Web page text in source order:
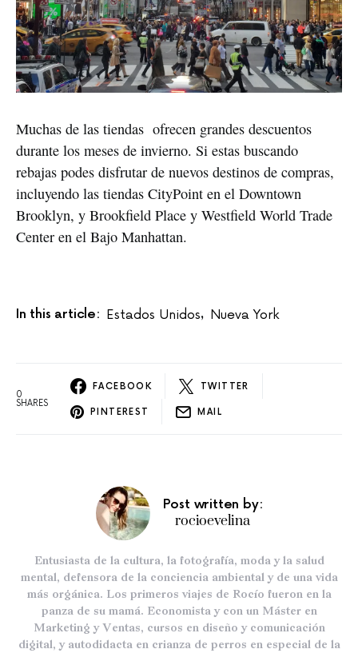
Muchas de las tiendas  ofrecen grandes descuentos
durante los meses de invierno. Si estas buscando
rebajas podes disfrutar de nuevos destinos de compras,
incluyendo las tiendas CityPoint en el Downtown
Brooklyn, y Brookfield Place y Westfield World Trade
Center en el Bajo Manhattan.
In this article: Estados Unidos, Nueva York
0
SHARES
FACEBOOK TWITTER
PINTEREST MAIL
Post written by:
rocioevelina
Entusiasta de la cultura, la fotografía, moda y la salud
mental, defensora de la conciencia ambiental y de una vida
más orgánica. Los primeros viajes de Rocío fueron en la
panza de su mamá. Economista y con un Máster en
Marketing y Ventas, cursos en diseño y comunicación
digital, y autodidacta en crianza de perros en especial de la